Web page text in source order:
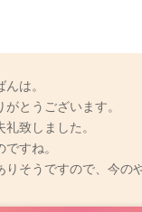
は。
とうございます。
致しました。
すね。
りそうですので、今の